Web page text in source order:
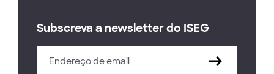
Subscreva a newsletter do ISEG